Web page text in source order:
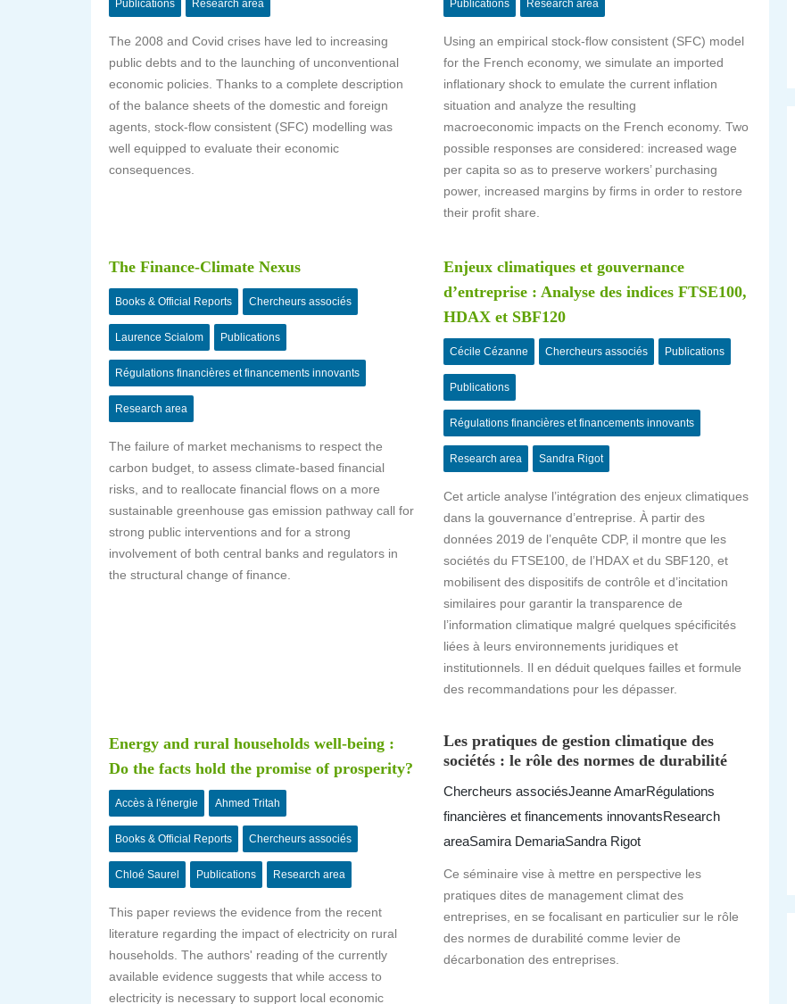
Publications Research area
The 2008 and Covid crises have led to increasing
public debts and to the launching of unconventional
economic policies. Thanks to a complete description
of the balance sheets of the domestic and foreign
agents, stock-flow consistent (SFC) modelling was
well equipped to evaluate their economic
consequences.
Publications Research area
Using an empirical stock-flow consistent (SFC) model
for the French economy, we simulate an imported
inflationary shock to emulate the current inflation
situation and analyze the resulting
macroeconomic impacts on the French economy. Two
possible responses are considered: increased wage
per capita so as to preserve workers’ purchasing
power, increased margins by firms in order to restore
their profit share.
The Finance-Climate Nexus
Books & Official Reports Chercheurs associés
Laurence Scialom Publications
Régulations financières et financements innovants
Research area
The failure of market mechanisms to respect the
carbon budget, to assess climate-based financial
risks, and to reallocate financial flows on a more
sustainable greenhouse gas emission pathway call for
strong public interventions and for a strong
involvement of both central banks and regulators in
the structural change of finance.
Enjeux climatiques et gouvernance
d’entreprise : Analyse des indices FTSE100,
HDAX et SBF120
Cécile Cézanne Chercheurs associés Publications
Publications
Régulations financières et financements innovants
Research area Sandra Rigot
Cet article analyse l’intégration des enjeux climatiques
dans la gouvernance d’entreprise. À partir des
données 2019 de l’enquête CDP, il montre que les
sociétés du FTSE100, de l’HDAX et du SBF120, et
mobilisent des dispositifs de contrôle et d’incitation
similaires pour garantir la transparence de
l’information climatique malgré quelques spécificités
liées à leurs environnements juridiques et
institutionnels. Il en déduit quelques failles et formule
des recommandations pour les dépasser.
Energy and rural households well-being :
Do the facts hold the promise of prosperity?
Accès à l'énergie Ahmed Tritah
Books & Official Reports Chercheurs associés
Chloé Saurel Publications Research area
This paper reviews the evidence from the recent
literature regarding the impact of electricity on rural
households. The authors' reading of the currently
available evidence suggests that while access to
electricity is necessary to support local economic
Les pratiques de gestion climatique des
sociétés : le rôle des normes de durabilité
Chercheurs associésJeanne AmarRégulations
financières et financements innovantsResearch
areaSamira DemariaSandra Rigot
Ce séminaire vise à mettre en perspective les
pratiques dites de management climat des
entreprises, en se focalisant en particulier sur le rôle
des normes de durabilité comme levier de
décarbonation des entreprises.